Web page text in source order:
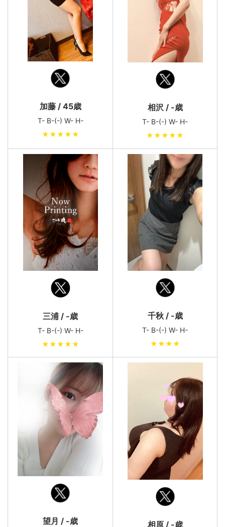
加藤 / 45歳
T- B-(-) W- H-
★★★★★
相沢 / -歳
T- B-(-) W- H-
★★★★★
三浦 / -歳
T- B-(-) W- H-
★★★★★
千秋 / -歳
T- B-(-) W- H-
★★★★
望月 / -歳 相原 / -歳